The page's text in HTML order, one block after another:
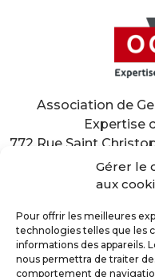
Gérer le
aux
Pour offrir les meilleures
technologies telles que les
informations des appareils.
nous permettra de traiter
comportement de
Association de
Expertise
772 Rue Saint
Tél.
NOUS